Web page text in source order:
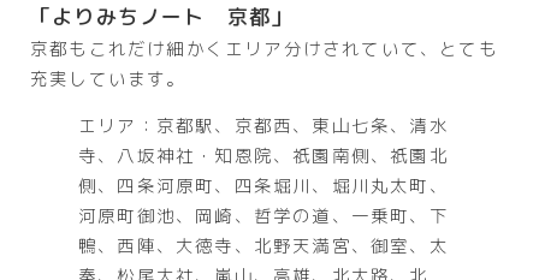
「よりみちノート 京都」
京都もこれだけ細かくエリア分けされていて、とても
充実しています。
エリア：京都駅、京都西、東山七条、清水
寺、八坂神社・知恩院、祇園南側、祇園北
側、四条河原町、四条堀川、堀川丸太町、
河原町御池、岡崎、哲学の道、一乗町、下
鴨、西陣、大徳寺、北野天満宮、御室、太